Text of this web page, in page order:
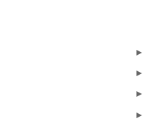
►
►
►
►